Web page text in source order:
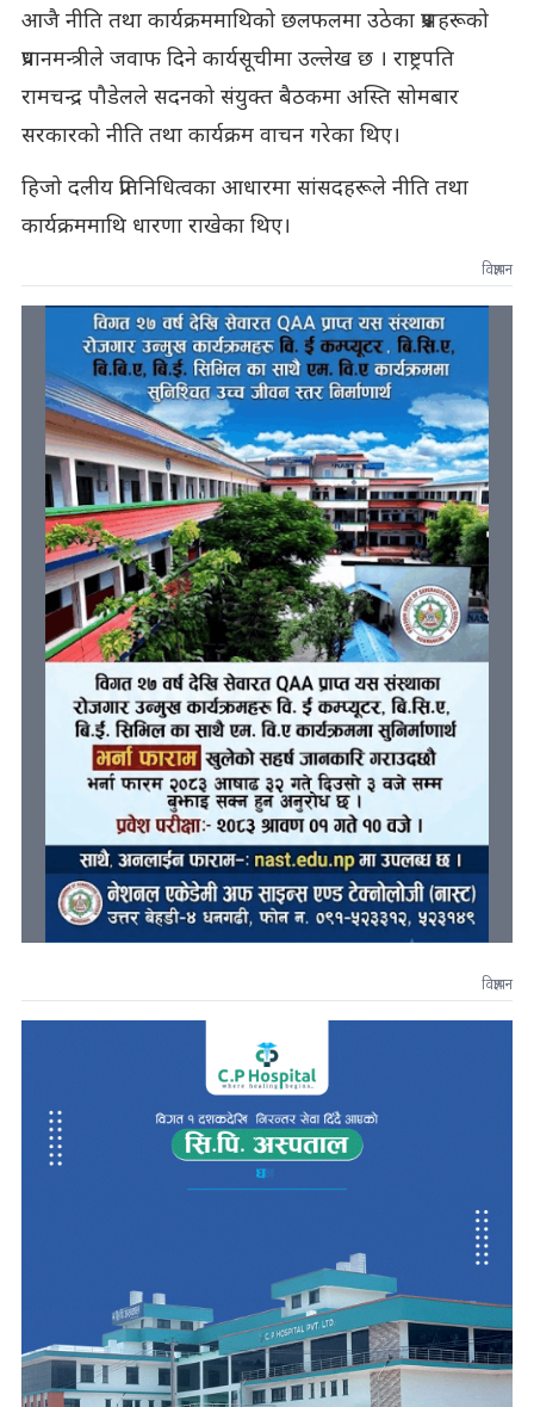
आजै नीति तथा कार्यक्रममाथिको छलफलमा उठेका प्रश्नहरूको
प्रधानमन्त्रीले जवाफ दिने कार्यसूचीमा उल्लेख छ । राष्ट्रपति
रामचन्द्र पौडेलले सदनको संयुक्त बैठकमा अस्ति सोमबार
सरकारको नीति तथा कार्यक्रम वाचन गरेका थिए।
हिजो दलीय प्रतिनिधित्वका आधारमा सांसदहरूले नीति तथा
कार्यक्रममाथि धारणा राखेका थिए।
विज्ञापन
विज्ञापन